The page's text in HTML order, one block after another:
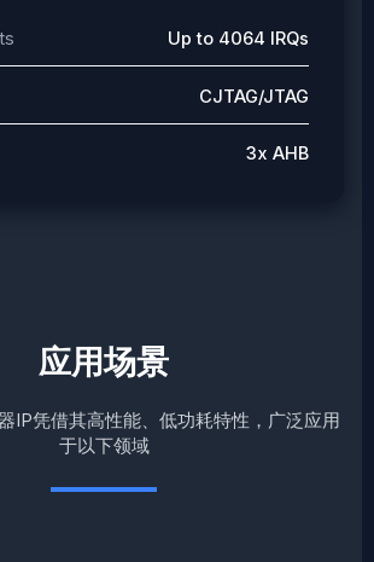
Up to 4064 IRQs
CJTAG/JTAG
3x AHB
应用场景
IP凭借其高性能、低功耗特性，广泛应用
于以下领域